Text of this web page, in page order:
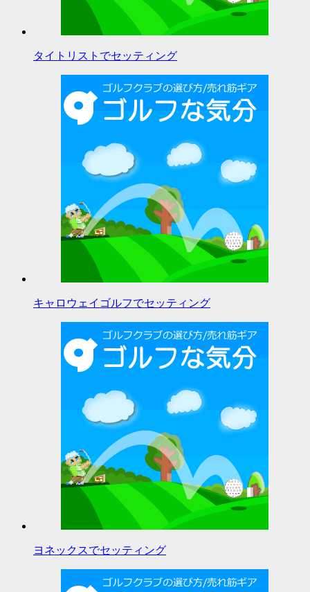
タイトリストでセッティング
キャロウェイゴルフでセッティング
ヨネックスでセッティング